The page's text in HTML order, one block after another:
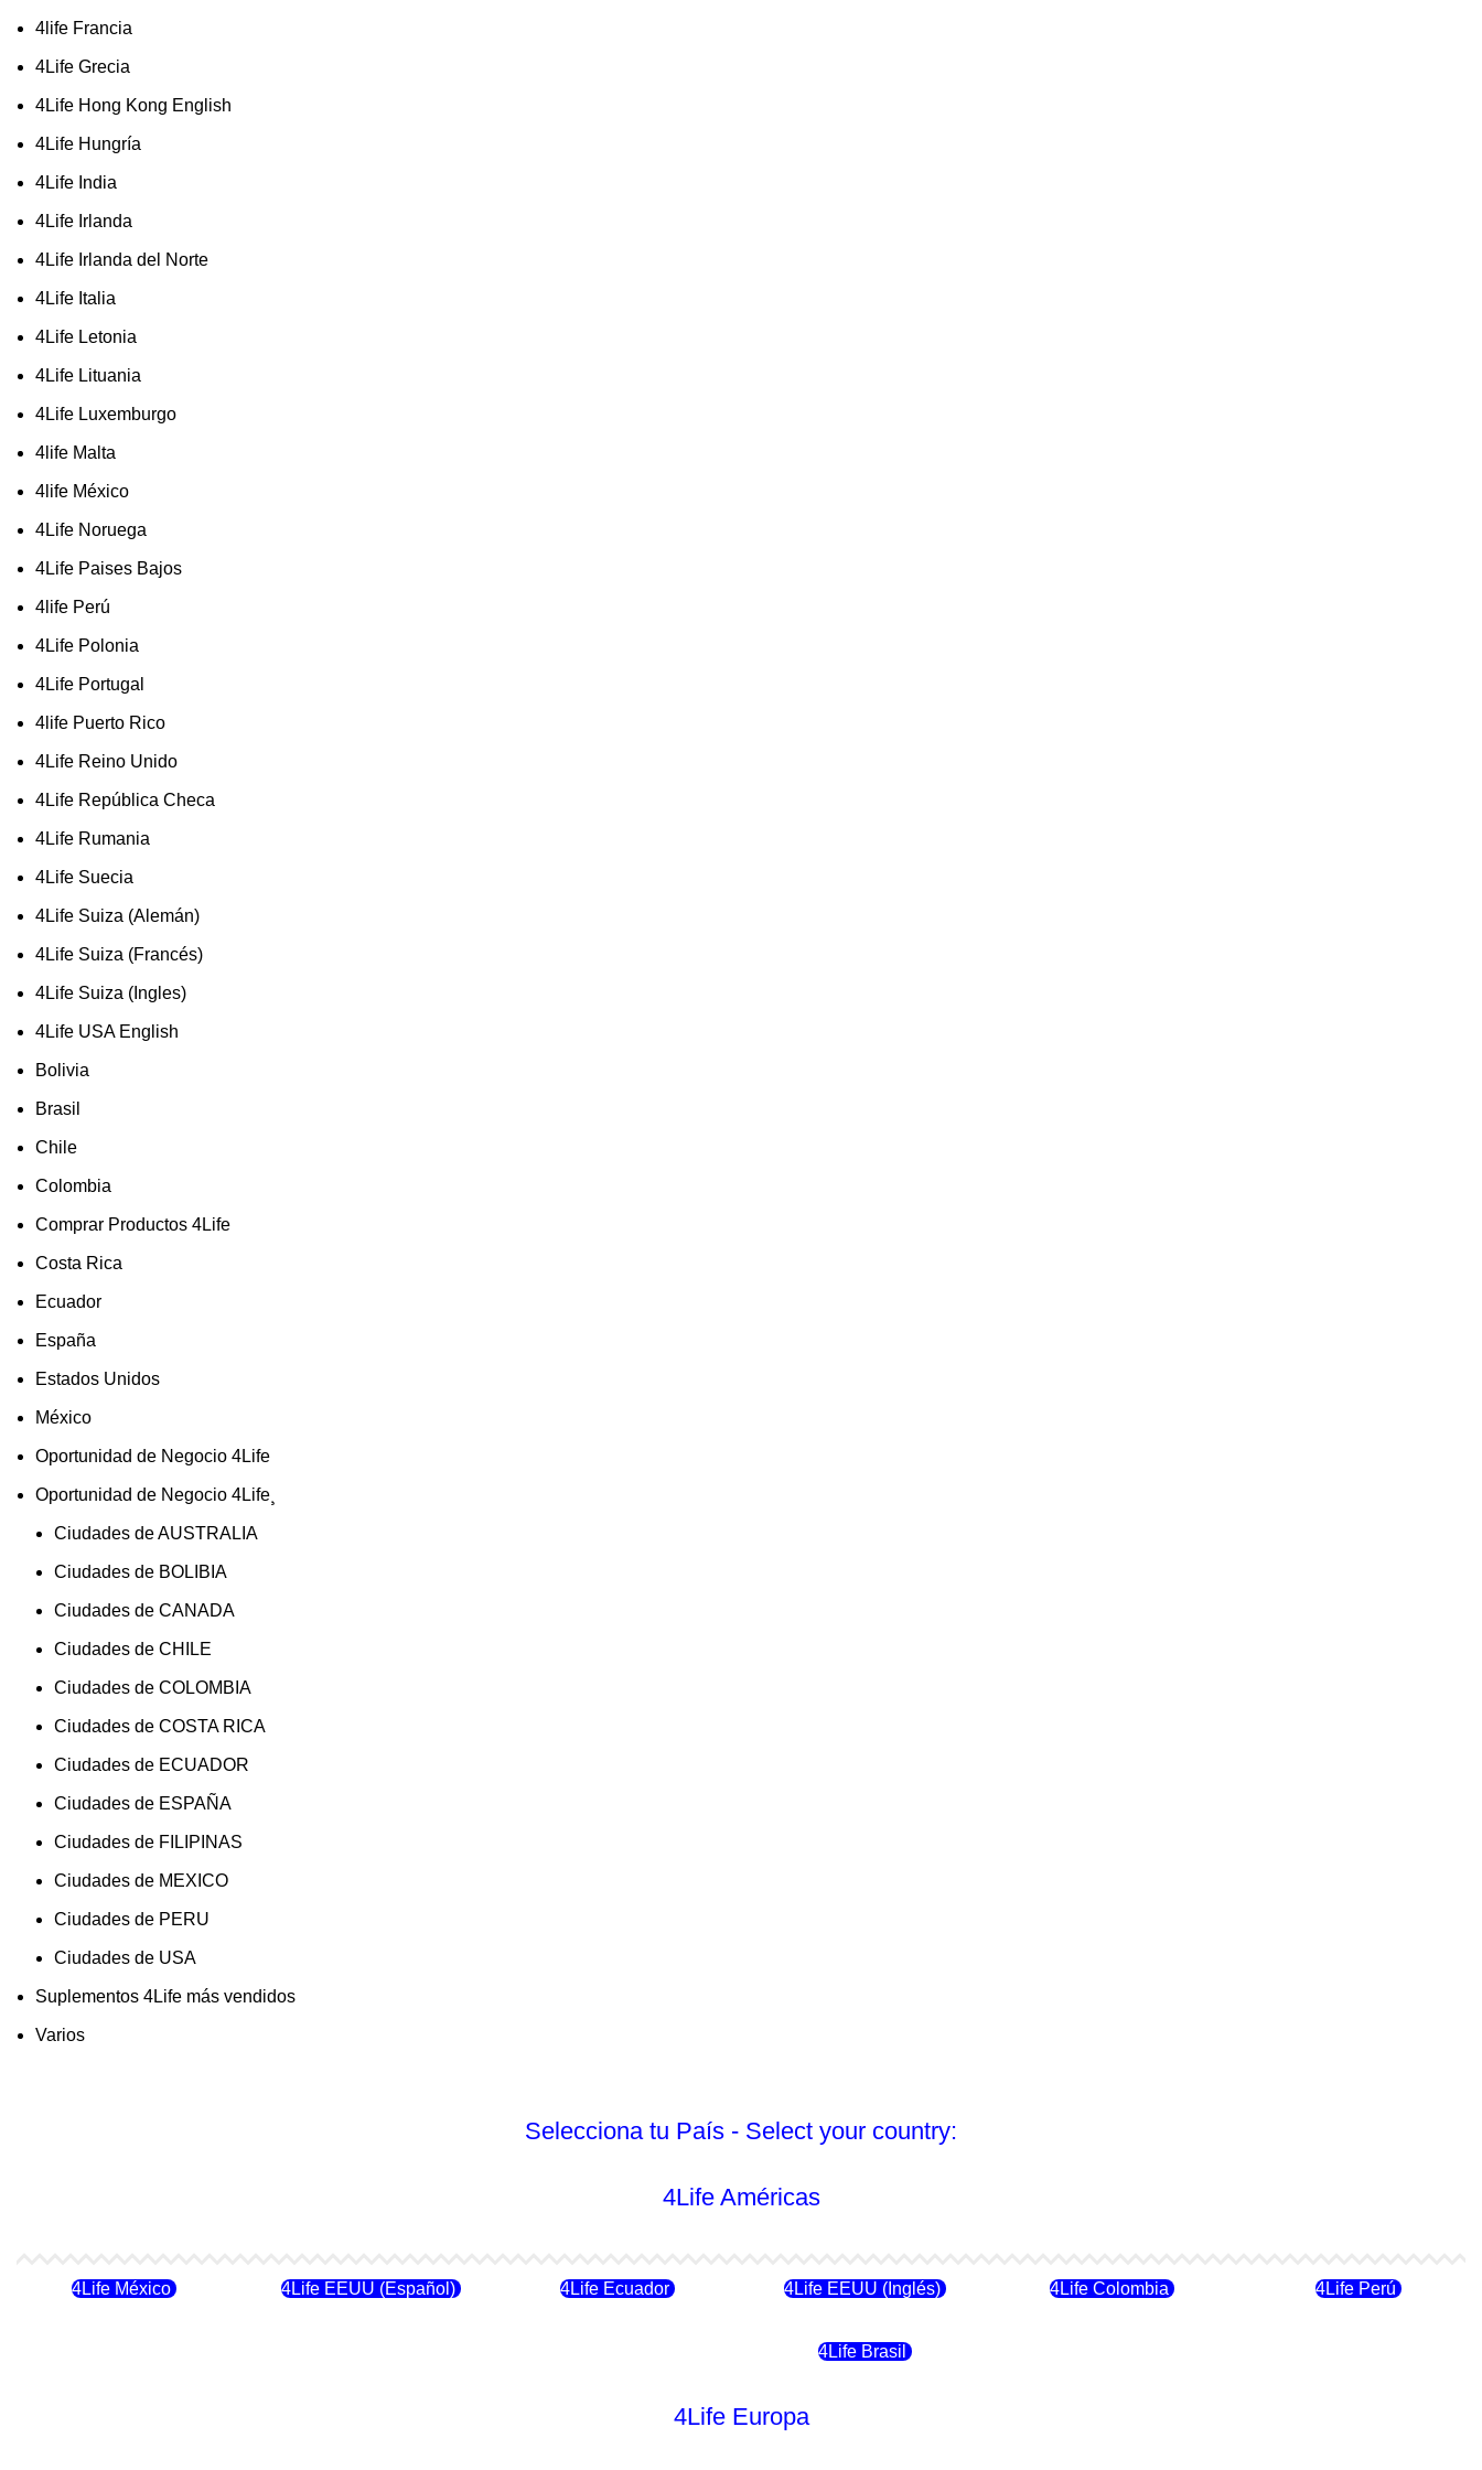
4life Francia
4Life Grecia
4Life Hong Kong English
4Life Hungría
4Life India
4Life Irlanda
4Life Irlanda del Norte
4Life Italia
4Life Letonia
4Life Lituania
4Life Luxemburgo
4life Malta
4life México
4Life Noruega
4Life Paises Bajos
4life Perú
4Life Polonia
4Life Portugal
4life Puerto Rico
4Life Reino Unido
4Life República Checa
4Life Rumania
4Life Suecia
4Life Suiza (Alemán)
4Life Suiza (Francés)
4Life Suiza (Ingles)
4Life USA English
Bolivia
Brasil
Chile
Colombia
Comprar Productos 4Life
Costa Rica
Ecuador
España
Estados Unidos
México
Oportunidad de Negocio 4Life
Oportunidad de Negocio 4Life¸
Ciudades de AUSTRALIA
Ciudades de BOLIBIA
Ciudades de CANADA
Ciudades de CHILE
Ciudades de COLOMBIA
Ciudades de COSTA RICA
Ciudades de ECUADOR
Ciudades de ESPAÑA
Ciudades de FILIPINAS
Ciudades de MEXICO
Ciudades de PERU
Ciudades de USA
Suplementos 4Life más vendidos
Varios
Selecciona tu País - Select your country:
4Life Américas
4Life México 4Life EEUU (Español) 4Life Ecuador 4Life EEUU (Inglés) 4Life Colombia 4Life Perú
4Life Brasil
4Life Europa